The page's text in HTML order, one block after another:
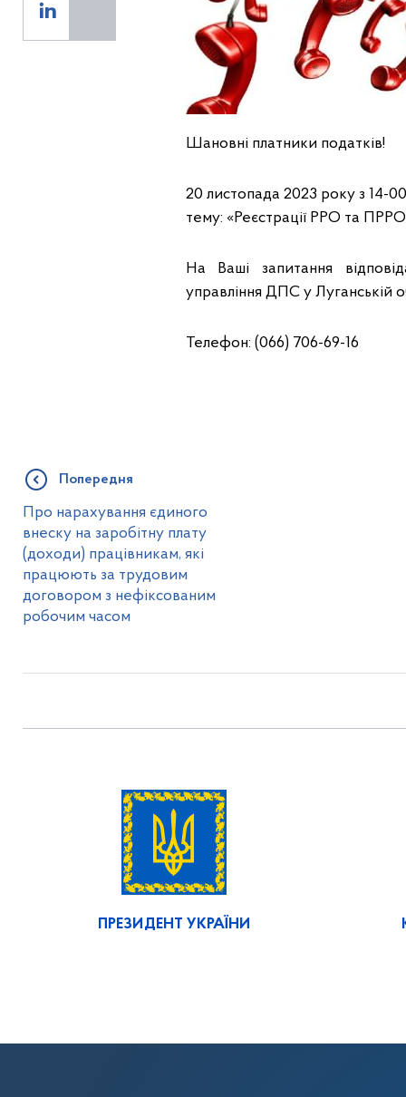
Шановні платники податків!
20 листопада 2023 року з 14-00
тему: «Реєстрації РРО та
На Ваші запитання
управління ДПС у Луганській
Телефон: (066) 706-69-16
Попередня
Про нарахування єдиного
внеску на заробітну плату
(доходи) працівникам, які
працюють за трудовим
договором з нефіксованим
робочим часом
ПРЕЗИДЕНТ УКРАЇНИ